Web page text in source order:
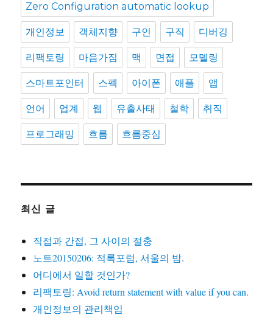
Zero Configuration automatic lookup
개인정보 객체지향 구인 구직 디버깅
리팩토링 마음가짐 맥 면접 모델링
스마트포인터 스펙 아이폰 애플 앱
언어 업계 웹 유출사태 철학 취직
프로그래밍 흐름 흐름중심
최신 글
직접과 간접, 그 사이의 절충
노트20150206: 적록포럼, 서울의 밤.
어디에서 일할 것인가?
리팩토링: Avoid return statement with value if you can.
개인정보의 관리책임